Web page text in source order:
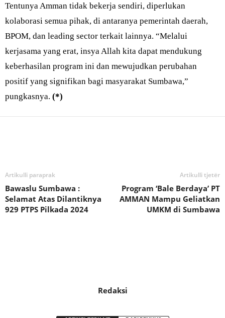
Tentunya Amman tidak bekerja sendiri, diperlukan
kolaborasi semua pihak, di antaranya pemerintah daerah,
BPOM, dan leading sector terkait lainnya. “Melalui
kerjasama yang erat, insya Allah kita dapat mendukung
keberhasilan program ini dan mewujudkan perubahan
positif yang signifikan bagi masyarakat Sumbawa,”
pungkasnya. (*)
Artikulli paraprak
Bawaslu Sumbawa :
Selamat Atas Dilantiknya
929 PTPS Pilkada 2024
Artikulli tjetër
Program ‘Bale Berdaya’ PT
AMMAN Mampu Geliatkan
UMKM di Sumbawa
Redaksi